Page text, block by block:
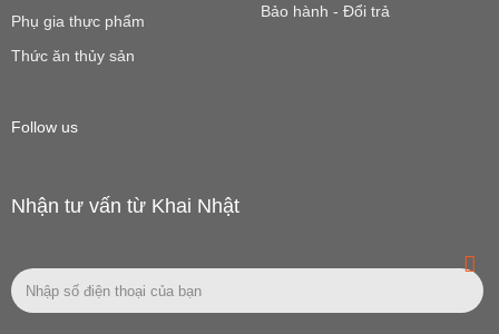
Phụ gia thực phẩm
Thức ăn thủy sản
Bảo hành - Đổi trả
Follow us
Nhận tư vấn từ Khai Nhật